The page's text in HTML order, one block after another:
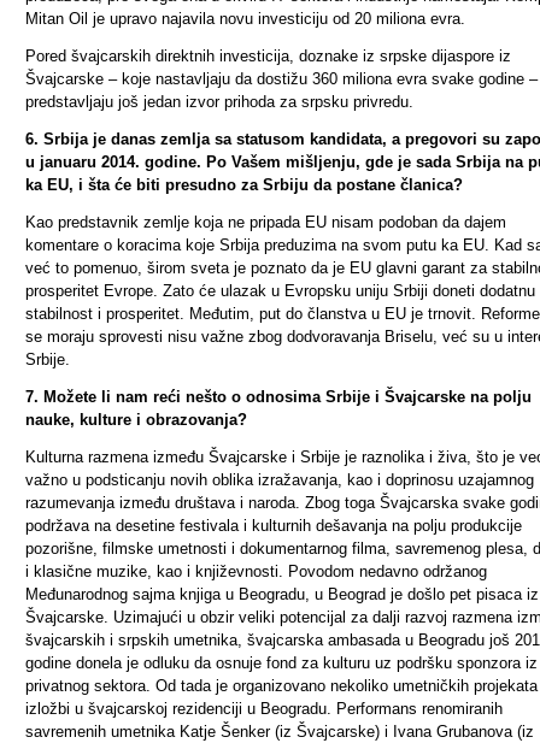
Mitan Oil je upravo najavila novu investiciju od 20 miliona evra.
Pored švajcarskih direktnih investicija, doznake iz srpske dijaspore iz
Švajcarske – koje nastavljaju da dostižu 360 miliona evra svake godine –
predstavljaju još jedan izvor prihoda za srpsku privredu.
6. Srbija je danas zemlja sa statusom kandidata, a pregovori su
u januaru 2014. godine. Po Vašem mišljenju, gde je sada Srbija na
ka EU, i šta će biti presudno za Srbiju da postane članica?
Kao predstavnik zemlje koja ne pripada EU nisam podoban da dajem
komentare o koracima koje Srbija preduzima na svom putu ka EU. Kad
već to pomenuo, širom sveta je poznato da je EU glavni garant za
prosperitet Evrope. Zato će ulazak u Evropsku uniju Srbiji doneti dodatnu
stabilnost i prosperitet. Međutim, put do članstva u EU je trnovit.
se moraju sprovesti nisu važne zbog dodvoravanja Briselu, već su u
Srbije.
7. Možete li nam reći nešto o odnosima Srbije i Švajcarske na polju
nauke, kulture i obrazovanja?
Kulturna razmena između Švajcarske i Srbije je raznolika i živa, što je
važno u podsticanju novih oblika izražavanja, kao i doprinosu uzajamnog
razumevanja između društava i naroda. Zbog toga Švajcarska svake
podržava na desetine festivala i kulturnih dešavanja na polju produkcije
pozorišne, filmske umetnosti i dokumentarnog filma, savremenog plesa,
i klasične muzike, kao i književnosti. Povodom nedavno održanog
Međunarodnog sajma knjiga u Beogradu, u Beograd je došlo pet pisaca iz
Švajcarske. Uzimajući u obzir veliki potencijal za dalji razvoj razmena
švajcarskih i srpskih umetnika, švajcarska ambasada u Beogradu još
godine donela je odluku da osnuje fond za kulturu uz podršku sponzora iz
privatnog sektora. Od tada je organizovano nekoliko umetničkih
izložbi u švajcarskoj rezidenciji u Beogradu. Performans renomiranih
savremenih umetnika Katje Šenker (iz Švajcarske) i Ivana Grubanova (iz